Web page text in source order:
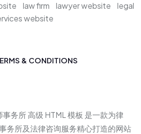
law firm lawyer website
legal
website
& CONDITIONS
事务所 高级 HTML 模板 是一款为律
务所及法律咨询服务精心打造的网站